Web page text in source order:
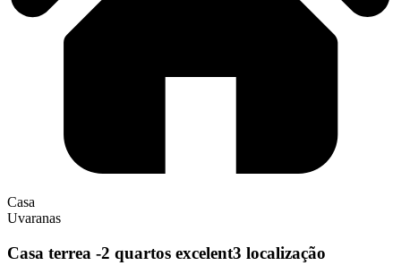
Casa
Uvaranas
Casa terrea -2 quartos excelent3 localização